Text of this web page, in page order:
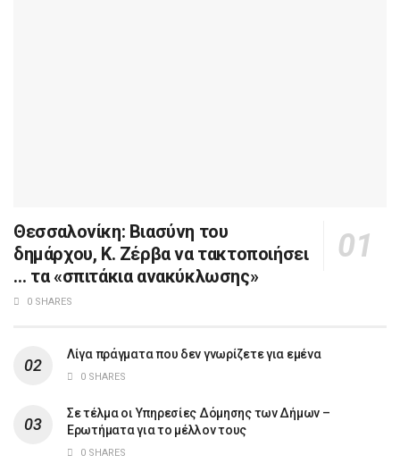
Θεσσαλονίκη: Βιασύνη του
δημάρχου, Κ. Ζέρβα να τακτοποιήσει
… τα «σπιτάκια ανακύκλωσης»
0 SHARES
Λίγα πράγματα που δεν γνωρίζετε για εμένα
0 SHARES
Σε τέλμα οι Υπηρεσίες Δόμησης των Δήμων –
Ερωτήματα για το μέλλον τους
0 SHARES